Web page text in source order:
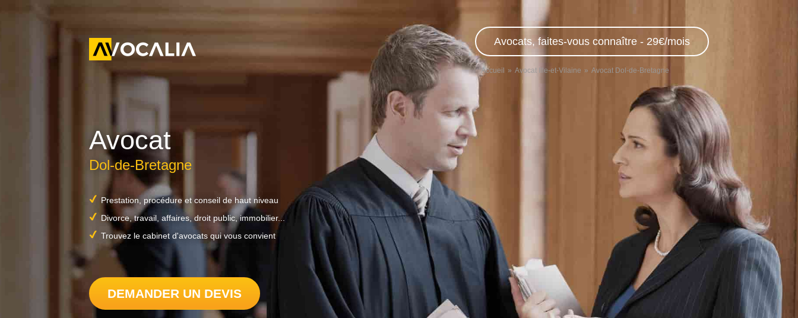
Avocats, faites-vous connaître - 29€/mois
Accueil Avocat Ille-et-Vilaine Avocat Dol-de-Bretagne
Avocat
Dol-de-Bretagne
Prestation, procédure et conseil de haut niveau
Divorce, travail, affaires, droit public, immobilier...
Trouvez le cabinet d'avocats qui vous convient
DEMANDER UN DEVIS